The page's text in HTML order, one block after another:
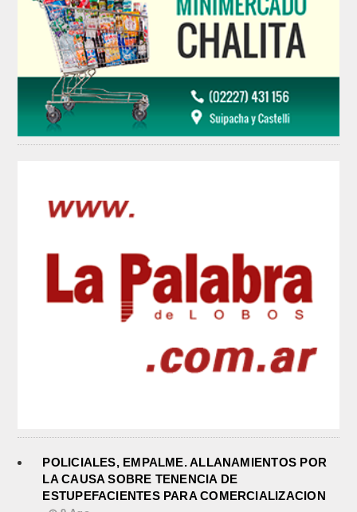
POLICIALES, EMPALME. ALLANAMIENTOS POR
LA CAUSA SOBRE TENENCIA DE
ESTUPEFACIENTES PARA COMERCIALIZACION